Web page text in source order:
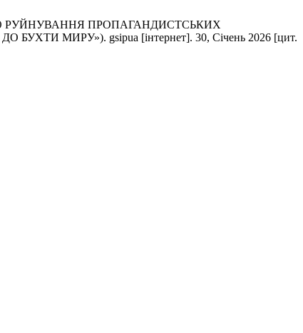
РУЙНУВАННЯ ПРОПАГАНДИСТСЬКИХ
МИРУ»). gsipua [інтернет]. 30, Січень 2026 [цит.